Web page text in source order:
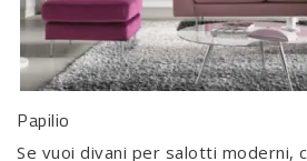
Papilio
Se vuoi divani per salotti moderni,